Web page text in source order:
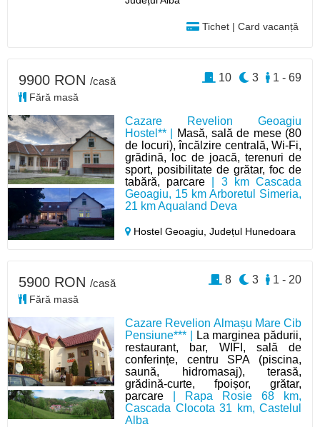
Tichet | Card vacanță
Cazare Revelion Geoagiu
Hostel** |
Masă, sală de mese (80
de locuri), încălzire centrală, Wi-Fi,
grădină, loc de joacă, terenuri de
sport, posibilitate de grătar, foc de
tabără, parcare | 3 km Cascada
Geoagiu, 15 km Arboretul Simeria,
21 km Aqualand Deva
Hostel Geoagiu,Județul Hunedoara
9900 RON /casă
Fără masă
1 - 69
3
10
Cazare Revelion Almașu Mare Cib
Pensiune*** |
La marginea pădurii,
restaurant, bar, WIFI, sală de
conferințe, centru SPA (piscina,
saună, hidromasaj), terasă,
grădină-curte, fpoișor, grătar,
parcare | Rapa Rosie 68 km,
Cascada Clocota 31 km, Castelul
Alba
5900 RON /casă
Fără masă
1 - 20
3
8